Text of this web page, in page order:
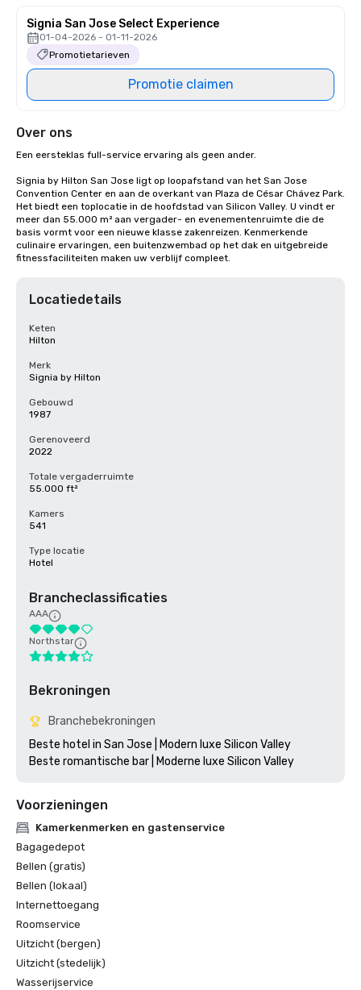
Signia San Jose Select Experience
01-04-2026 - 01-11-2026
Promotietarieven
Promotie claimen
Over ons
Een eersteklas full-service ervaring als geen ander.
Signia by Hilton San Jose ligt op loopafstand van het San Jose
Convention Center en aan de overkant van Plaza de César Chávez Park.
Het biedt een toplocatie in de hoofdstad van Silicon Valley. U vindt er
meer dan 55.000 m² aan vergader- en evenementenruimte die de
basis vormt voor een nieuwe klasse zakenreizen. Kenmerkende
culinaire ervaringen, een buitenzwembad op het dak en uitgebreide
fitnessfaciliteiten maken uw verblijf compleet.
Locatiedetails
Keten
Hilton
Merk
Signia by Hilton
Gebouwd
1987
Gerenoveerd
2022
Totale vergaderruimte
55.000 ft²
Kamers
541
Type locatie
Hotel
Brancheclassificaties
AAA
Northstar
Bekroningen
Branchebekroningen
Beste hotel in San Jose | Modern luxe Silicon Valley
Voorzieningen
Kamerkenmerken en gastenservice
Bagagedepot
Bellen (gratis)
Bellen (lokaal)
Internettoegang
Roomservice
Uitzicht (bergen)
Uitzicht (stedelijk)
Wasserijservice